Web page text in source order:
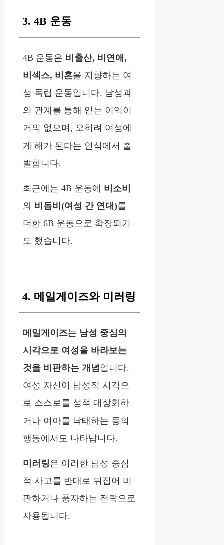
3. 4B 운동
4B 운동은 비출산, 비연애,
비섹스, 비혼을 지향하는 여
성 독립 운동입니다. 남성과
의 관계를 통해 얻는 이익이
거의 없으며, 오히려 여성에
게 해가 된다는 인식에서 출
발합니다.
최근에는 4B 운동에 비소비
와 비돕비(여성 간 연대)를
더한 6B 운동으로 확장되기
도 했습니다.
4. 메일게이즈와 미러링
메일게이즈는 남성 중심의
시각으로 여성을 바라보는
것을 비판하는 개념 입니다.
여성 자신이 남성적 시각으
로 스스로를 성적 대상화하
거나 여아를 낙태하는 등의
행동에서도 나타납니다.
미러링은 이러한 남성 중심
적 사고를 반대로 뒤집어 비
판하거나 풍자하는 전략으로
사용됩니다.